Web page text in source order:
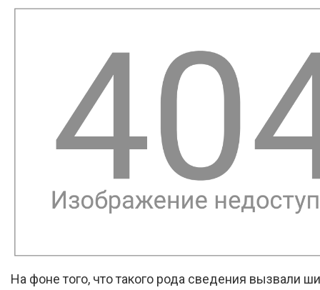
На фоне того, что такого рода сведения вызвали